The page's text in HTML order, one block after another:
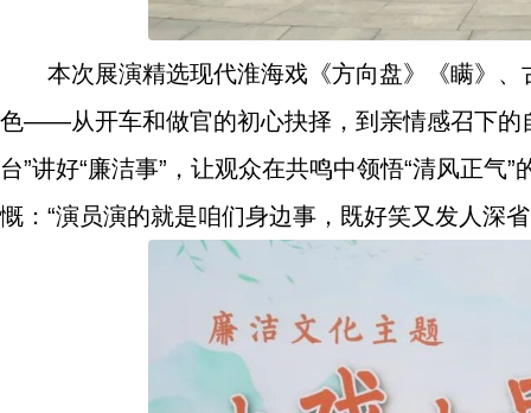
本次展演精选现代淮海戏《方向盘》《瞒》
色——从开车和做官的初心抉择，到亲情感召下的
台”讲好“廉洁事”，让观众在共鸣中领悟“清风正
慨：“演员演的就是咱们身边事，既好笑又发人深